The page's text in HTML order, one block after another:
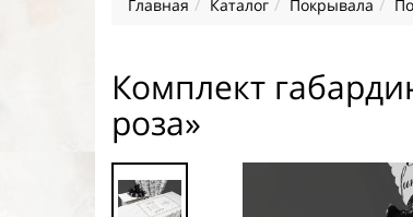
Главная Каталог Покрывала
Комплект
роза»